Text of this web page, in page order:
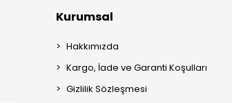
Kurumsal
Hakkımızda
Kargo, İade ve Garanti Koşulları
Gizlilik Sözleşmesi